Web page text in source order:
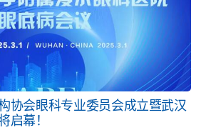
协会眼科专业委员会成立暨武汉
启幕！